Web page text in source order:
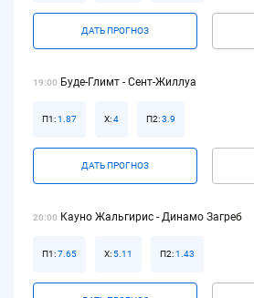
ДАТЬ ПРОГНОЗ
19:00 Буде-Глимт - Сент-Жиллуа
ДАТЬ ПРОГНОЗ
П1:1.87 Х:4 П2:3.9
20:00 Кауно Жальгирис - Динамо Загреб
П1:7.65 Х:5.11 П2:1.43